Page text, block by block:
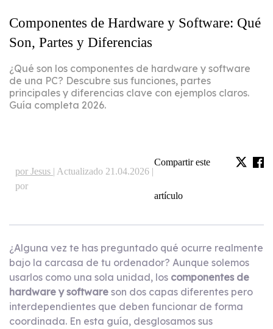
Componentes de Hardware y Software: Qué
Son, Partes y Diferencias
¿Qué son los componentes de hardware y software
de una PC? Descubre sus funciones, partes
principales y diferencias clave con ejemplos claros.
Guía completa 2026.
por Jesus | Actualizado 21.04.2026 |
por
Compartir este
artículo
¿Alguna vez te has preguntado qué ocurre realmente
bajo la carcasa de tu ordenador? Aunque solemos
usarlos como una sola unidad, los componentes de
hardware y software son dos capas diferentes pero
interdependientes que deben funcionar de forma
coordinada. En esta guía, desglosamos sus